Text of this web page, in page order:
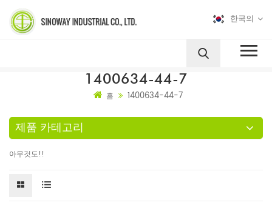
한국의
1400634-44-7
홈 1400634-44-7
제품 카테고리
아무것도!!